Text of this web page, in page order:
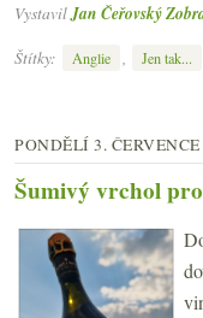
VystavilJan Čeřovský
Štítky:
Anglie Jen tak...
PONDĚLÍ 3. ČERVENCE
Šumivý vrchol